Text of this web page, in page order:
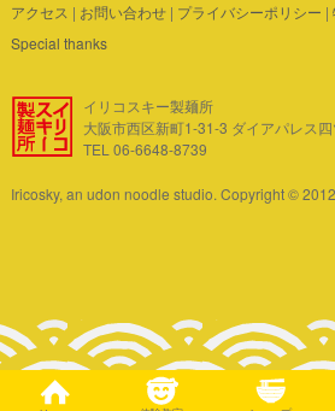
アクセス | お問い合わせ| プライバシーポリシー |
Special thanks
イリコスキー製麺所
大阪市西区新町1-31-3 ダイアパレス
TEL 06-6648-8739
Iricosky, an udon noodle studio. Copyright ©